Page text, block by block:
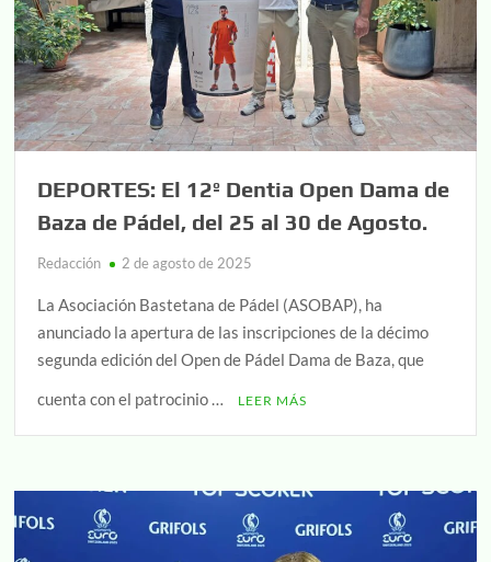
DEPORTES: El 12º Dentia Open Dama de
Baza de Pádel, del 25 al 30 de Agosto.
Redacción 2 de agosto de 2025
La Asociación Bastetana de Pádel (ASOBAP), ha
anunciado la apertura de las inscripciones de la décimo
segunda edición del Open de Pádel Dama de Baza, que
cuenta con el patrocinio …
LEER MÁS